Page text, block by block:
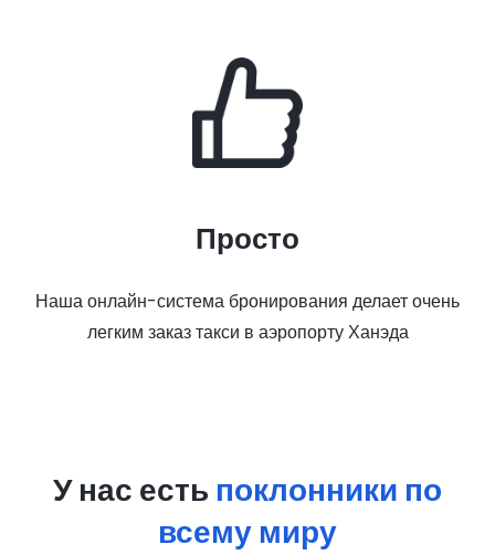
Просто
Наша онлайн-система бронирования делает очень
легким заказ такси в аэропорту Ханэда
У нас есть поклонники по
всему миру